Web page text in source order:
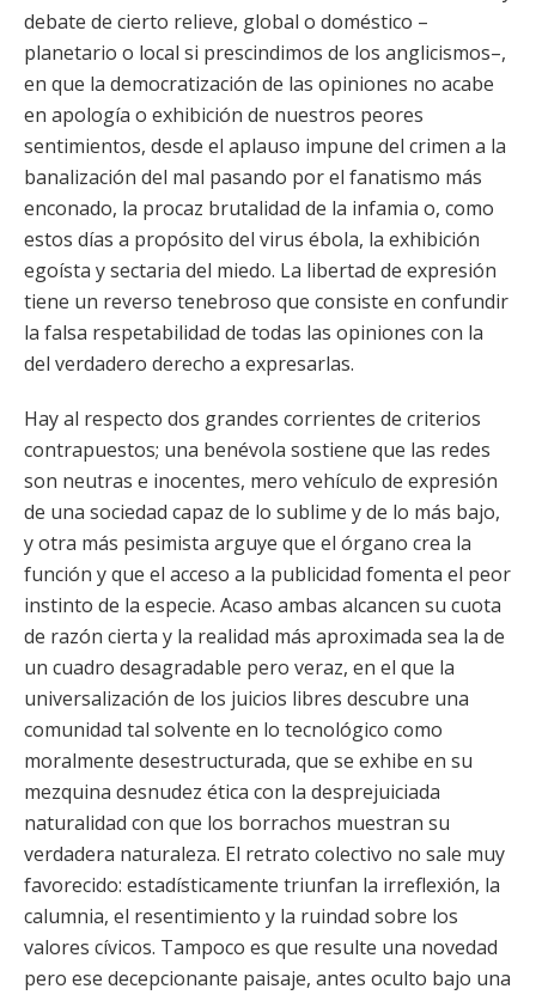
debate de cierto relieve, global o doméstico –
planetario o local si prescindimos de los anglicismos–,
en que la democratización de las opiniones no acabe
en apología o exhibición de nuestros peores
sentimientos, desde el aplauso impune del crimen a la
banalización del mal pasando por el fanatismo más
enconado, la procaz brutalidad de la infamia o, como
estos días a propósito del virus ébola, la exhibición
egoísta y sectaria del miedo. La libertad de expresión
tiene un reverso tenebroso que consiste en confundir
la falsa respetabilidad de todas las opiniones con la
del verdadero derecho a expresarlas.
Hay al respecto dos grandes corrientes de criterios
contrapuestos; una benévola sostiene que las redes
son neutras e inocentes, mero vehículo de expresión
de una sociedad capaz de lo sublime y de lo más bajo,
y otra más pesimista arguye que el órgano crea la
función y que el acceso a la publicidad fomenta el peor
instinto de la especie. Acaso ambas alcancen su cuota
de razón cierta y la realidad más aproximada sea la de
un cuadro desagradable pero veraz, en el que la
universalización de los juicios libres descubre una
comunidad tal solvente en lo tecnológico como
moralmente desestructurada, que se exhibe en su
mezquina desnudez ética con la desprejuiciada
naturalidad con que los borrachos muestran su
verdadera naturaleza. El retrato colectivo no sale muy
favorecido: estadísticamente triunfan la irreflexión, la
calumnia, el resentimiento y la ruindad sobre los
valores cívicos. Tampoco es que resulte una novedad
pero ese decepcionante paisaje, antes oculto bajo una